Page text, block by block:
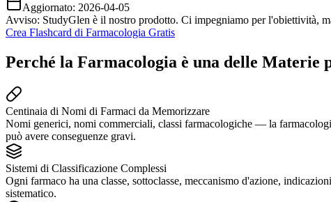
Aggiornato: 2026-04-05
Avviso: StudyGlen è il nostro prodotto. Ci impegniamo per l'obiettività,
Crea Flashcard di Farmacologia Gratis
Perché la Farmacologia è una delle
Centinaia di Nomi di Farmaci da Memorizzare
Nomi generici, nomi commerciali, classi farmacologiche — la
può avere conseguenze gravi.
Sistemi di Classificazione Complessi
Ogni farmaco ha una classe, sottoclasse, meccanismo d'azione,
sistematico.